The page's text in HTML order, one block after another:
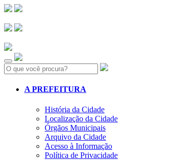
Search:
A PREFEITURA
História da Cidade
Localização da Cidade
Órgãos Municipais
Arquivo da Cidade
Acesso à Informação
Política de Privacidade